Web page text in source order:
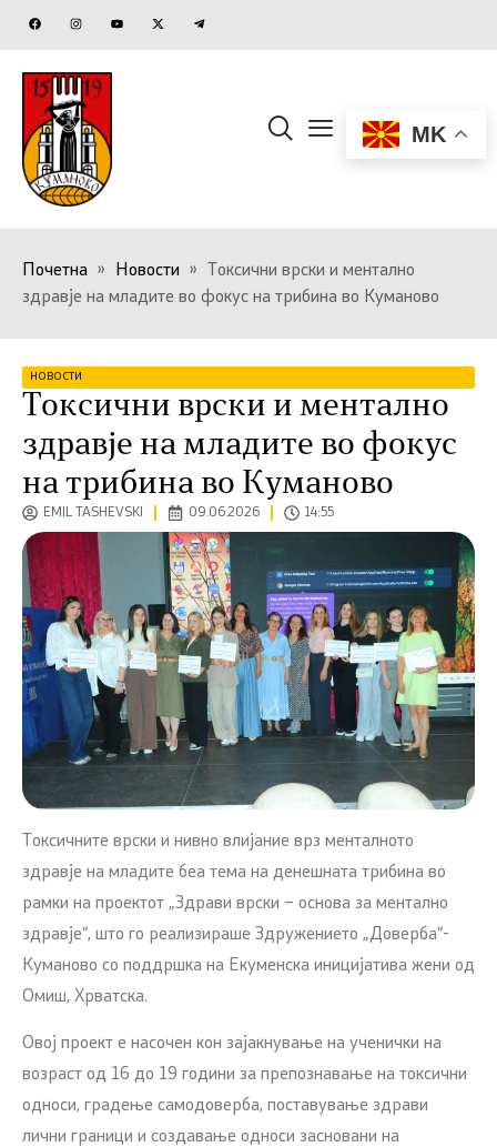
MK
Почетна » Новости »
Токсични врски и ментално
здравје на младите во фокус на трибина во Куманово
НОВОСТИ
Токсични врски и ментално
здравје на младите во фокус
на трибина во Куманово
EMIL TASHEVSKI 09.06.2026 14:55
Токсичните врски и нивно влијание врз менталното
здравје на младите беа тема на денешната трибина во
рамки на проектот „Здрави врски – основа за ментално
здравје“, што го реализираше Здружението „Доверба“-
Куманово со поддршка на Екуменска иницијатива жени од
Омиш, Хрватска.
Овој проект е насочен кон зајакнување на ученички на
возраст од 16 до 19 години за препознавање на токсични
односи, градење самодоверба, поставување здрави
лични граници и создавање односи засновани на